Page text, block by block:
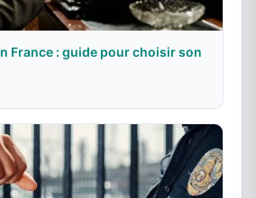
France : guide pour choisir son